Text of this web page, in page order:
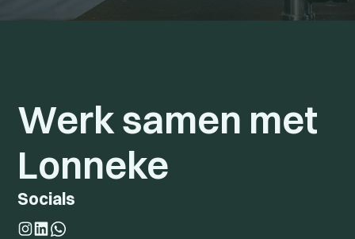
Werk samen met
Lonneke
Socials